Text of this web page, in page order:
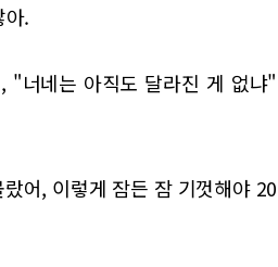
.
"너네는 아직도 달라진 게 없냐"
어, 이렇게 잠든 잠 기껏해야 20